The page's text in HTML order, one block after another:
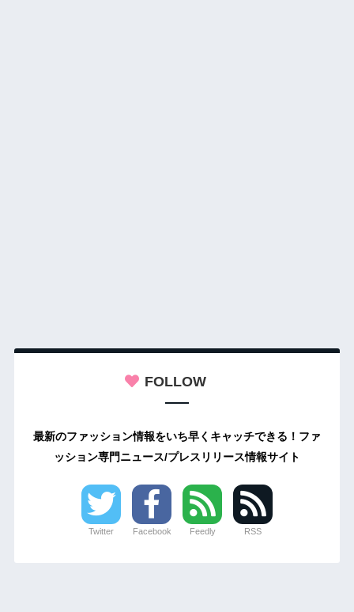
FOLLOW
最新のファッション情報をいち早くキャッチできる！ファ
ッション専門ニュース/プレスリリース情報サイト
Twitter Facebook Feedly RSS